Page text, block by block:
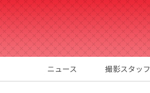
ニュース 撮影スタッフ